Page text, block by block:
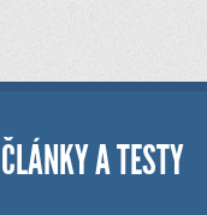
ČLÁNKY A TESTY